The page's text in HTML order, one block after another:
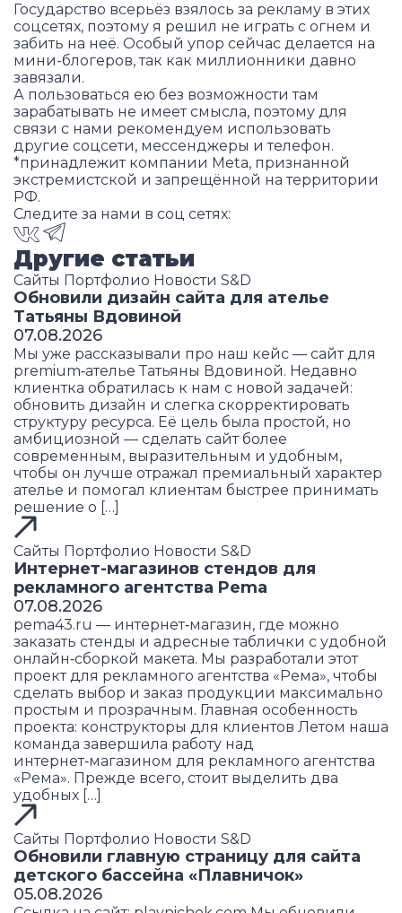
Государство всерьёз взялось за рекламу в этих
соцсетях, поэтому я решил не играть с огнем и
забить на неё. Особый упор сейчас делается на
мини-блогеров, так как миллионники давно
завязали.
А пользоваться ею без возможности там
зарабатывать не имеет смысла, поэтому для
связи с нами рекомендуем использовать
другие соцсети, мессенджеры и телефон.
*принадлежит компании Meta, признанной
экстремистской и запрещённой на территории
РФ.
Следите за нами в соц сетях:
Другие статьи
Сайты Портфолио Новости S&D
Обновили дизайн сайта для ателье
Татьяны Вдовиной
07.08.2026
Мы уже рассказывали про наш кейс — сайт для
premium‑ателье Татьяны Вдовиной. Недавно
клиентка обратилась к нам с новой задачей:
обновить дизайн и слегка скорректировать
структуру ресурса. Её цель была простой, но
амбициозной — сделать сайт более
современным, выразительным и удобным,
чтобы он лучше отражал премиальный характер
ателье и помогал клиентам быстрее принимать
решение о […]
Сайты Портфолио Новости S&D
Интернет-магазинов стендов для
рекламного агентства Pema
07.08.2026
pema43.ru — интернет‑магазин, где можно
заказать стенды и адресные таблички с удобной
онлайн‑сборкой макета. Мы разработали этот
проект для рекламного агентства «Рема», чтобы
сделать выбор и заказ продукции максимально
простым и прозрачным. Главная особенность
проекта: конструкторы для клиентов Летом наша
команда завершила работу над
интернет‑магазином для рекламного агентства
«Рема». Прежде всего, стоит выделить два
удобных […]
Сайты Портфолио Новости S&D
Обновили главную страницу для сайта
детского бассейна «Плавничок»
05.08.2026